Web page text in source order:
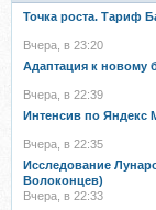
Точка роста. Тариф
Вчера, в 23:20
Адаптация к новому
Вчера, в 22:39
Интенсив по Яндекс
Вчера, в 22:35
Исследование
Волоконцев)
Вчера, в 22:33